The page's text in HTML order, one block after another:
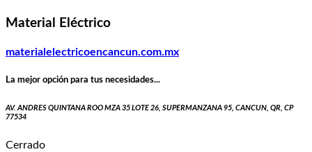
Material Eléctrico
materialelectricoencancun.com.mx
La mejor opción para tus necesidades...
AV. ANDRES QUINTANA ROO MZA 35 LOTE 26, SUPERMANZANA 95, CANCUN, QR, CP
77534
Cerrado